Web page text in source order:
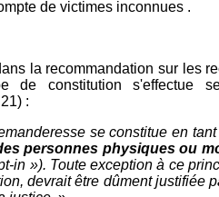
de victimes inconnues .
la recommandation sur les
de constitution s'effectue
:
se constitue en
personnes physiques ou
in »). Toute exception à ce
devrait être dûment justifiée